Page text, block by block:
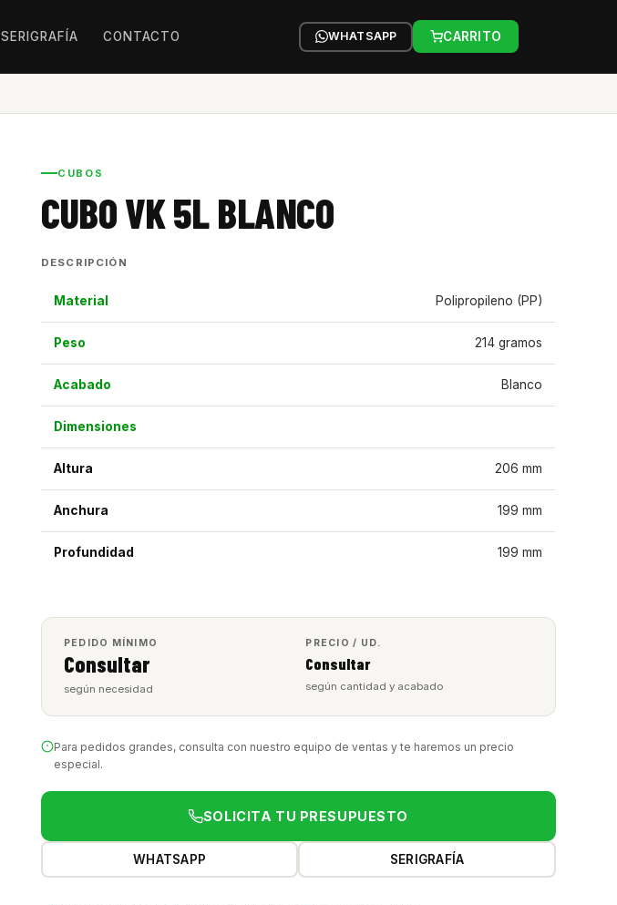
SERIGRAFÍA CONTACTO WHATSAPP CARRITO
CUBOS
CUBO VK 5L BLANCO
DESCRIPCIÓN
Material Polipropileno (PP)
Peso 214 gramos
Acabado Blanco
Dimensiones
Altura 206 mm
Anchura 199 mm
Profundidad 199 mm
PEDIDO MÍNIMO
Consultar
según necesidad
PRECIO / UD.
Consultar
según cantidad y acabado
Para pedidos grandes, consulta con nuestro equipo de ventas y te haremos un precio
especial.
SOLICITA TU PRESUPUESTO
WHATSAPP SERIGRAFÍA